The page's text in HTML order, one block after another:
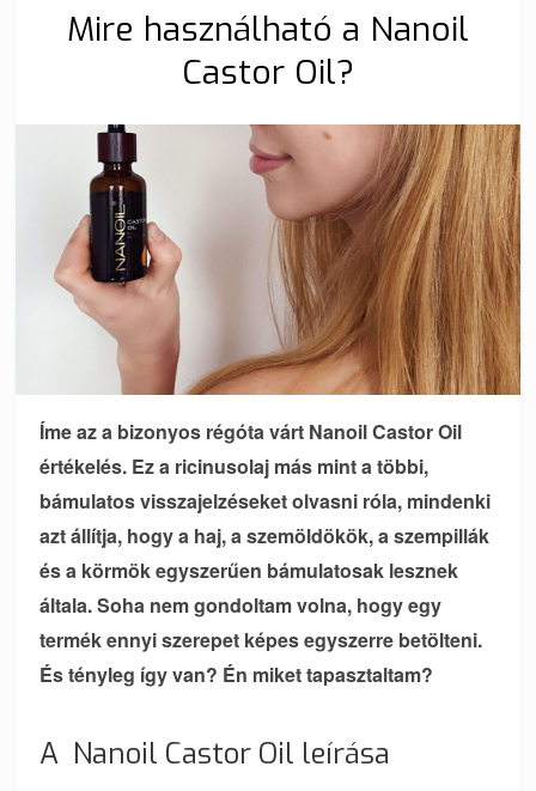
Mire használható a Nanoil
Castor Oil?
Íme az a bizonyos régóta várt Nanoil Castor Oil
értékelés. Ez a ricinusolaj más mint a többi,
bámulatos visszajelzéseket olvasni róla, mindenki
azt állítja, hogy a haj, a szemöldökök, a szempillák
és a körmök egyszerűen bámulatosak lesznek
általa. Soha nem gondoltam volna, hogy egy
termék ennyi szerepet képes egyszerre betölteni.
És tényleg így van? Én miket tapasztaltam?
A Nanoil Castor Oil leírása